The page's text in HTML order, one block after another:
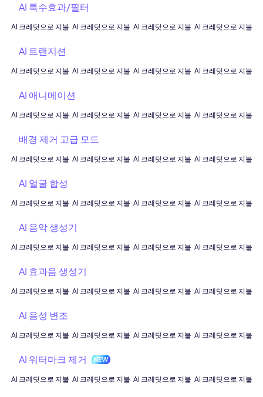
AI 특수효과/필터
AI 크레딧으로 지불 AI 크레딧으로 지불 AI 크레딧으로 지불 AI 크레딧으로 지불
AI 트랜지션
AI 크레딧으로 지불 AI 크레딧으로 지불 AI 크레딧으로 지불 AI 크레딧으로 지불
AI 애니메이션
AI 크레딧으로 지불 AI 크레딧으로 지불 AI 크레딧으로 지불 AI 크레딧으로 지불
배경 제거 고급 모드
AI 크레딧으로 지불 AI 크레딧으로 지불 AI 크레딧으로 지불 AI 크레딧으로 지불
AI 얼굴 합성
AI 크레딧으로 지불 AI 크레딧으로 지불 AI 크레딧으로 지불 AI 크레딧으로 지불
AI 음악 생성기
AI 크레딧으로 지불 AI 크레딧으로 지불 AI 크레딧으로 지불 AI 크레딧으로 지불
AI 효과음 생성기
AI 크레딧으로 지불 AI 크레딧으로 지불 AI 크레딧으로 지불 AI 크레딧으로 지불
AI 음성 변조
AI 크레딧으로 지불 AI 크레딧으로 지불 AI 크레딧으로 지불 AI 크레딧으로 지불
AI 워터마크 제거
AI 크레딧으로 지불 AI 크레딧으로 지불 AI 크레딧으로 지불 AI 크레딧으로 지불